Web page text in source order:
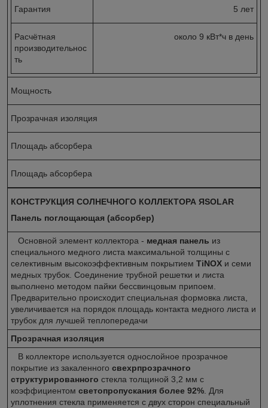
Гарантия 5 лет
Расчётная
производительнос
ть
около 9 кВт*ч в день
Мощность
Прозрачная изоляция
Площадь абсорбера
Площадь абсорбера
КОНСТРУКЦИЯ СОЛНЕЧНОГО КОЛЛЕКТОРА ЯSOLAR
Панель поглощающая (абсорбер)
Основной элемент коллектора - медная панель из
специального медного листа максимальной толщины с
селективным высокоэффективным покрытием TiNOX и семи
медных трубок. Соединение трубной решетки и листа
выполнено методом пайки бессвинцовым припоем.
Предварительно происходит специальная формовка листа,
увеличивается на порядок площадь контакта медного листа и
трубок для лучшей теплопередачи
Прозрачная изоляция
В коллекторе используется однослойное прозрачное
покрытие из закаленного свехрпрозрачного
структурированного стекла толщиной 3,2 мм с
коэффициентом светопропускания более 92%. Для
уплотнения стекла применяется с двух сторон специальный